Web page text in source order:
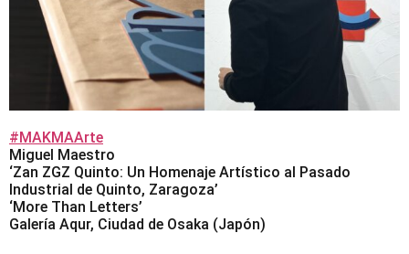
#MAKMAArte
Miguel Maestro
‘Zan ZGZ Quinto: Un Homenaje Artístico al Pasado
Industrial de Quinto, Zaragoza’
‘More Than Letters’
Galería Aqur, Ciudad de Osaka (Japón)